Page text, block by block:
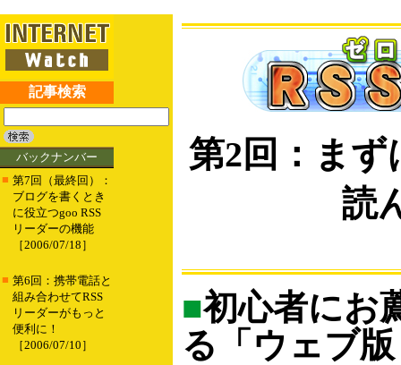
記事検索
バックナンバー
■ 第7回（最終回）：
ブログを書くとき
に役立つgoo RSS
リーダーの機能
［2006/07/18］
■ 第6回：携帯電話と
組み合わせてRSS
リーダーがもっと
便利に！
［2006/07/10］
第2回：ま
読
■初心者にお
る「ウェブ